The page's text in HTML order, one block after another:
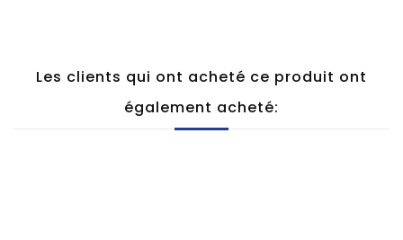
Les clients qui ont acheté ce produit ont
également acheté: